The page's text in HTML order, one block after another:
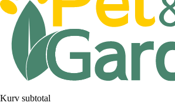
Kurv subtotal